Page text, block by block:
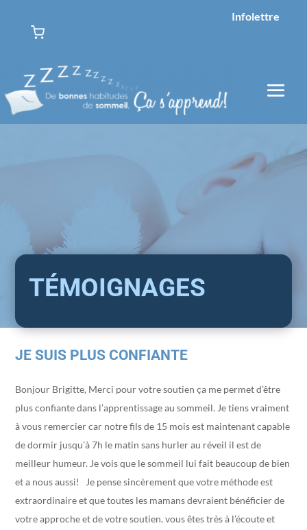
Infolettre
TÉMOIGNAGES
JE SUIS PLUS CONFIANTE
Bonjour Brigitte, Merci pour votre soutien ça me permet d’être
plus confiante dans l’apprentissage au sommeil. Je tiens vraiment
à vous remercier car notre fils de 15 mois est maintenant capable
de dormir jusqu’à 7h le matin sans hurler au réveil il est de
meilleur humeur. Je vois que le sommeil lui fait beaucoup de bien
et a nous aussi! Je pense sincèrement que votre méthode est
extraordinaire et que toutes les mamans devraient bénéficier de
votre approche et de votre soutien. vous êtes très à l’écoute et